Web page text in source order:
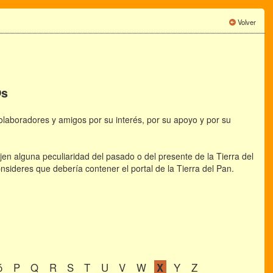
Volver
y amigos por su interés, por su apoyo y por su
alguna peculiaridad del pasado o del presente de la Tierra del
que debería contener el portal de la Tierra del Pan.
P Q R S T U V W X Y Z